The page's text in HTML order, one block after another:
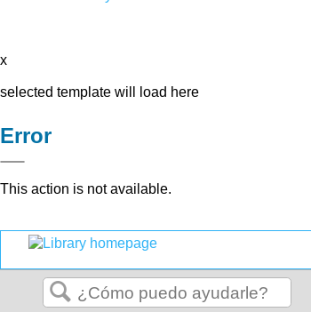
x
selected template will load here
Error
This action is not available.